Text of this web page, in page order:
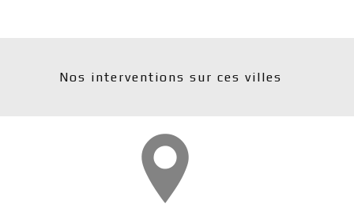
Nos interventions sur ces villes